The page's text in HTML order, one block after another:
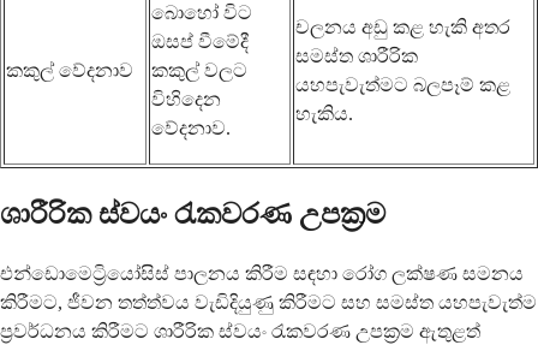
කකුල් වේදනාව
බොහෝ විට
ඔසප් වීමේදී
කකුල් වලට
විහිදෙන
වේදනාව.
චලනය අඩු කළ හැකි අතර
සමස්ත ශාරීරික
යහපැවැත්මට බලපෑම් කළ
හැකිය.
ශාරීරික ස්වයං රැකවරණ උපක්‍රම
එන්ඩොමෙට්‍රියෝසිස් පාලනය කිරීම සඳහා රෝග ලක්ෂණ සමනය
කිරීමට, ජීවන තත්ත්වය වැඩිදියුණු කිරීමට සහ සමස්ත යහපැවැත්ම
ප්‍රවර්ධනය කිරීමට ශාරීරික ස්වයං රැකවරණ උපක්‍රම ඇතුළත්